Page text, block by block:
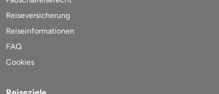
Reiseversicherung
Reiseinformationen
FAQ
Cookies